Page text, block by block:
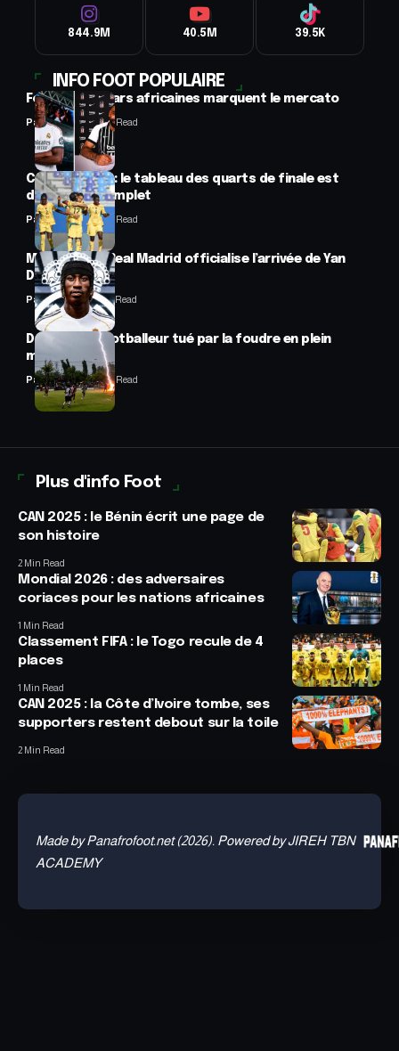
844.9M 40.5M 39.5K
INFO FOOT POPULAIRE
Football : 2 stars africaines marquent le mercato
Panafrofoot2 Min Read
CAN féminine : le tableau des quarts de finale est
désormais complet
Panafrofoot2 Min Read
Mercato : Le Real Madrid officialise l’arrivée de Yan
Diomandé
Panafrofoot1 Min Read
Drame : un footballeur tué par la foudre en plein
match
Panafrofoot2 Min Read
Plus d'info Foot
CAN 2025 : le Bénin écrit une page de
son histoire
2 Min Read
Mondial 2026 : des adversaires
coriaces pour les nations africaines
1 Min Read
Classement FIFA : le Togo recule de 4
places
1 Min Read
CAN 2025 : la Côte d’Ivoire tombe, ses
supporters restent debout sur la toile
2 Min Read
Made by Panafrofoot.net (2026). Powered by JIREH TBN
ACADEMY